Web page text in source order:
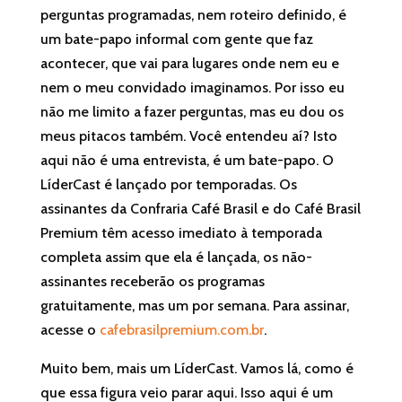
perguntas programadas, nem roteiro definido, é
um bate-papo informal com gente que faz
acontecer, que vai para lugares onde nem eu e
nem o meu convidado imaginamos. Por isso eu
não me limito a fazer perguntas, mas eu dou os
meus pitacos também. Você entendeu aí? Isto
aqui não é uma entrevista, é um bate-papo. O
LíderCast é lançado por temporadas. Os
assinantes da Confraria Café Brasil e do Café Brasil
Premium têm acesso imediato à temporada
completa assim que ela é lançada, os não-
assinantes receberão os programas
gratuitamente, mas um por semana. Para assinar,
acesse o cafebrasilpremium.com.br.
Muito bem, mais um LíderCast. Vamos lá, como é
que essa figura veio parar aqui. Isso aqui é um